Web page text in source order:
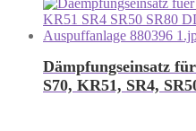
Dämpfungseinsatz
S70, KR51, SR4,